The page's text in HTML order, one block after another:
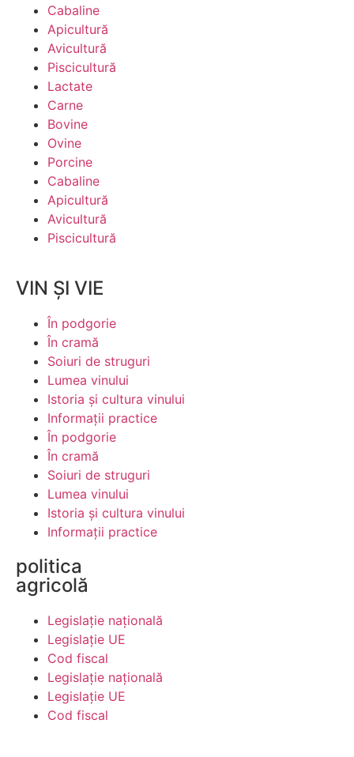
Cabaline
Apicultură
Avicultură
Piscicultură
Lactate
Carne
Bovine
Ovine
Porcine
Cabaline
Apicultură
Avicultură
Piscicultură
VIN ȘI VIE
În podgorie
În cramă
Soiuri de struguri
Lumea vinului
Istoria şi cultura vinului
Informaţii practice
În podgorie
În cramă
Soiuri de struguri
Lumea vinului
Istoria şi cultura vinului
Informaţii practice
politica
agricolă
Legislaţie naţională
Legislaţie UE
Cod fiscal
Legislaţie naţională
Legislaţie UE
Cod fiscal